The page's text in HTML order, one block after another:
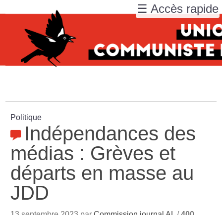
Politique
Indépendances des
médias : Grèves et
départs en masse au
JDD
☰ Accès rapide